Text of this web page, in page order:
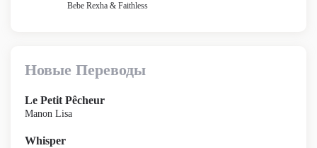
Bebe Rexha & Faithless
Новые Переводы
Le Petit Pêcheur
Manon Lisa
Whisper